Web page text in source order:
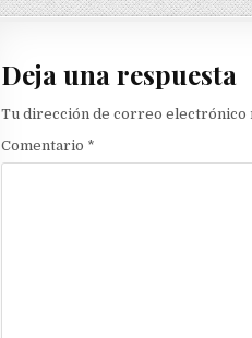
Deja una respuesta
Tu dirección de correo electrónico
Comentario *